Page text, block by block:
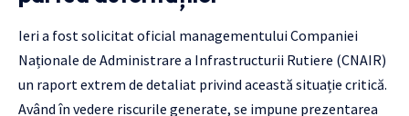
Ieri a fost solicitat oficial managementului Companiei
Naționale de Administrare a Infrastructurii Rutiere (CNAIR)
un raport extrem de detaliat privind această situație critică.
Având în vedere riscurile generate, se impune prezentarea